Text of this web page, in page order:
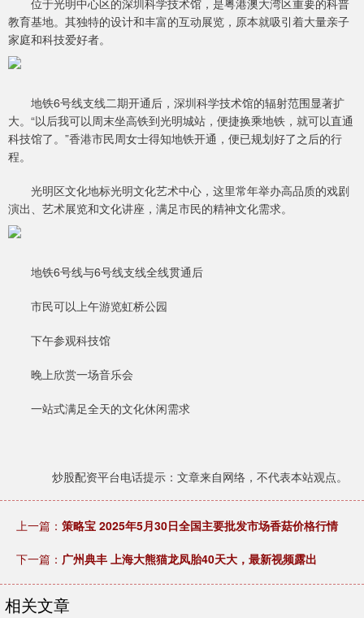
位于光明中心区的深圳科学技术馆，是粤港澳大湾区重要的科普
教育基地。其独特的设计和丰富的互动展览，原本就吸引着大量亲子
家庭和科技爱好者。
地铁6号线支线二期开通后，深圳科学技术馆的辐射范围显著扩
大。“以后我可以周末坐高铁到光明城站，便捷换乘地铁，就可以直通
科技馆了。”香港市民周女士得知地铁开通，便已规划好了之后的行
程。
光明区文化地标光明文化艺术中心，这里常年举办高品质的戏剧
演出、艺术展览和文化讲座，满足市民的精神文化需求。
地铁6号线与6号线支线全线贯通后
市民可以上午游览虹桥公园
下午参观科技馆
晚上欣赏一场音乐会
一站式满足全天的文化休闲需求
炒股配资平台电话提示：文章来自网络，不代表本站观点。
上一篇： 策略宝 2025年5月30日全国主要批发市场香菇价格行情
下一篇： 广州典丰 上海大熊猫龙凤胎40天大，最新视频露出
相关文章